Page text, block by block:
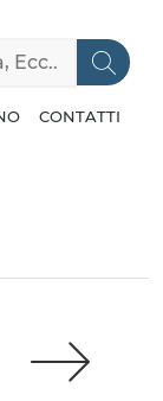
CONTATTI